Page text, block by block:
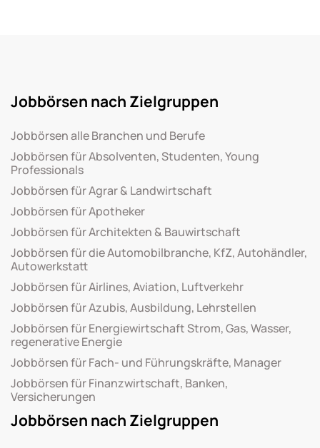
Jobbörsen nach Zielgruppen
Jobbörsen alle Branchen und Berufe
Jobbörsen für Absolventen, Studenten, Young
Professionals
Jobbörsen für Agrar & Landwirtschaft
Jobbörsen für Apotheker
Jobbörsen für Architekten & Bauwirtschaft
Jobbörsen für die Automobilbranche, KfZ, Autohändler,
Autowerkstatt
Jobbörsen für Airlines, Aviation, Luftverkehr
Jobbörsen für Azubis, Ausbildung, Lehrstellen
Jobbörsen für Energiewirtschaft Strom, Gas, Wasser,
regenerative Energie
Jobbörsen für Fach- und Führungskräfte, Manager
Jobbörsen für Finanzwirtschaft, Banken,
Versicherungen
Jobbörsen nach Zielgruppen